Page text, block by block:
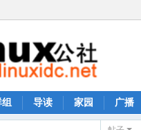
导读 家园 广播